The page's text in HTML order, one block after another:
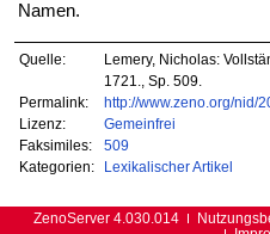
Namen.
Quelle:
Lemery, Nicholas:
1721., Sp. 509.
Permalink:
http://www.zeno.org/nid/
Lizenz:
Gemeinfrei
Faksimiles:
509
Kategorien:
Lexikalischer Artikel
ZenoServer 4.030.014